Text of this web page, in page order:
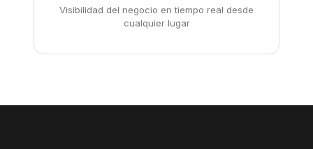
Visibilidad del negocio en tiempo real desde
cualquier lugar